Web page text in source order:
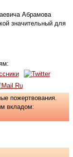
Абрамова
значительный для
пожертвования.
вкладом: